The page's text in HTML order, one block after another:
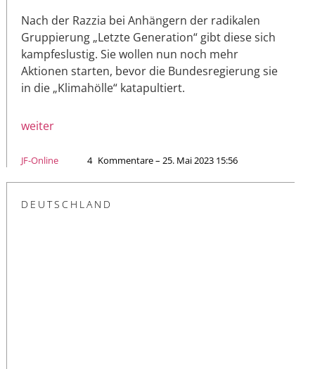
Nach der Razzia bei Anhängern der radikalen
Gruppierung „Letzte Generation“ gibt diese sich
kampfeslustig. Sie wollen nun noch mehr
Aktionen starten, bevor die Bundesregierung sie
in die „Klimahölle“ katapultiert.
weiter
JF-Online 4 Kommentare – 25. Mai 2023 15:56
DEUTSCHLAND